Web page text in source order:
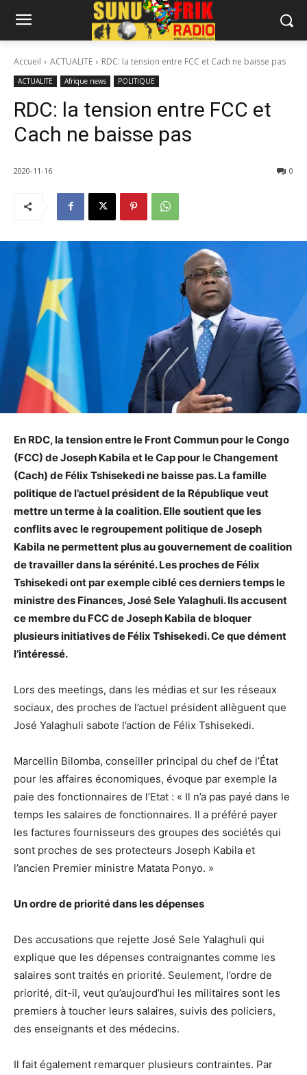
Accueil ACTUALITE RDC: la tension entre FCC et Cach ne baisse pas
ACTUALITE Afrique news POLITIQUE
RDC: la tension entre FCC et
Cach ne baisse pas
2020-11-16 0
En RDC, la tension entre le Front Commun pour le Congo
(FCC) de Joseph Kabila et le Cap pour le Changement
(Cach) de Félix Tshisekedi ne baisse pas. La famille
politique de l’actuel président de la République veut
mettre un terme à la coalition. Elle soutient que les
conflits avec le regroupement politique de Joseph
Kabila ne permettent plus au gouvernement de coalition
de travailler dans la sérénité. Les proches de Félix
Tshisekedi ont par exemple ciblé ces derniers temps le
ministre des Finances, José Sele Yalaghuli. Ils accusent
ce membre du FCC de Joseph Kabila de bloquer
plusieurs initiatives de Félix Tshisekedi. Ce que dément
l’intéressé.
Lors des meetings, dans les médias et sur les réseaux
sociaux, des proches de l’actuel président allèguent que
José Yalaghuli sabote l’action de Félix Tshisekedi.
Marcellin Bilomba, conseiller principal du chef de l’État
pour les affaires économiques, évoque par exemple la
paie des fonctionnaires de l’Etat : « Il n’a pas payé dans le
temps les salaires de fonctionnaires. Il a préféré payer
les factures fournisseurs des groupes des sociétés qui
sont proches de ses protecteurs Joseph Kabila et
l’ancien Premier ministre Matata Ponyo. »
Un ordre de priorité dans les dépenses
Des accusations que rejette José Sele Yalaghuli qui
explique que les dépenses contraignantes comme les
salaires sont traités en priorité. Seulement, l’ordre de
priorité, dit-il, veut qu’aujourd’hui les militaires sont les
premiers à toucher leurs salaires, suivis des policiers,
des enseignants et des médecins.
Il fait également remarquer plusieurs contraintes. Par